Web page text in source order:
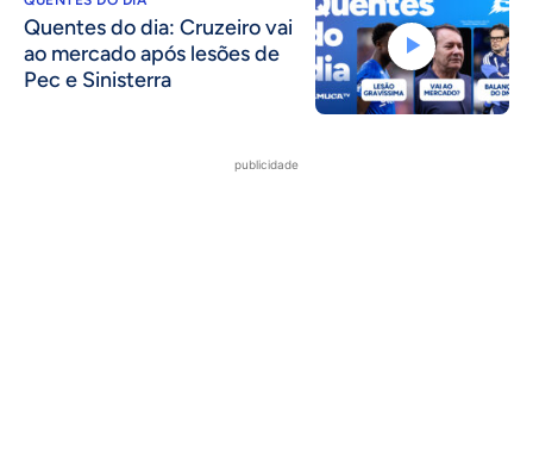
Quentes do dia: Cruzeiro vai
ao mercado após lesões de
Pec e Sinisterra
publicidade